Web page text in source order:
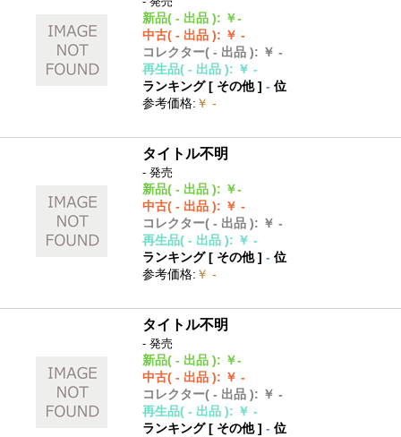
新品( - 出品 ): ￥-
中古( - 出品 ): ￥ -
コレクター( - 出品 ): ￥ -
再生品( - 出品 ): ￥ -
ランキング [ その他]- 位
参考価格: ￥ -
タイトル不明
- 発売
新品( - 出品 ): ￥-
中古( - 出品 ): ￥ -
コレクター( - 出品 ): ￥ -
再生品( - 出品 ): ￥ -
ランキング [ その他]- 位
参考価格: ￥ -
タイトル不明
- 発売
新品( - 出品 ): ￥-
中古( - 出品 ): ￥ -
コレクター( - 出品 ): ￥ -
再生品( - 出品 ): ￥ -
ランキング [ その他]- 位